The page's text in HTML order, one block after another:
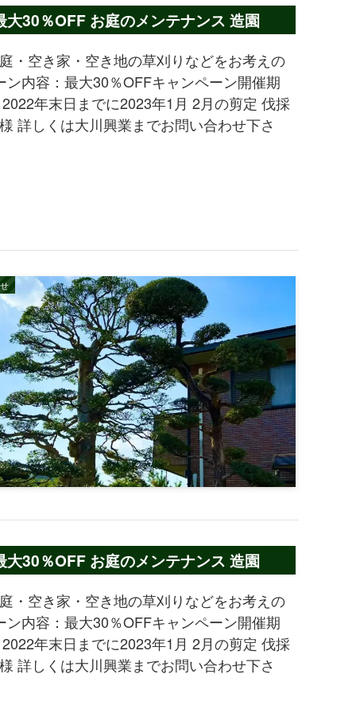
30％OFF お庭のメンテナンス 造園
・空き家・空き地の草刈りなどをお考えの
内容：最大30％OFFキャンペーン開催期
年末日までに2023年1月 2月の剪定 伐採
詳しくは大川興業までお問い合わせ下さ
30％OFF お庭のメンテナンス 造園
・空き家・空き地の草刈りなどをお考えの
内容：最大30％OFFキャンペーン開催期
年末日までに2023年1月 2月の剪定 伐採
詳しくは大川興業までお問い合わせ下さ